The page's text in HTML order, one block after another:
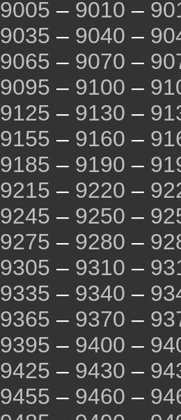
9005 – 9010 –
9035 – 9040 –
9065 – 9070 –
9095 – 9100 –
9125 – 9130 –
9155 – 9160 –
9185 – 9190 –
9215 – 9220 –
9245 – 9250 –
9275 – 9280 –
9305 – 9310 –
9335 – 9340 –
9365 – 9370 –
9395 – 9400 –
9425 – 9430 –
9455 – 9460 –